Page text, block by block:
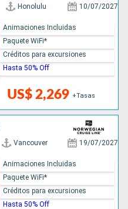
Honolulu 10/07/2027
US$ 2,269 +Tasas
Animaciones Incluidas
Paquete WiFi*
Créditos para excursiones
Hasta 50% Off
Vancouver 19/07/2027
Animaciones Incluidas
Paquete WiFi*
Créditos para excursiones
Hasta 50% Off